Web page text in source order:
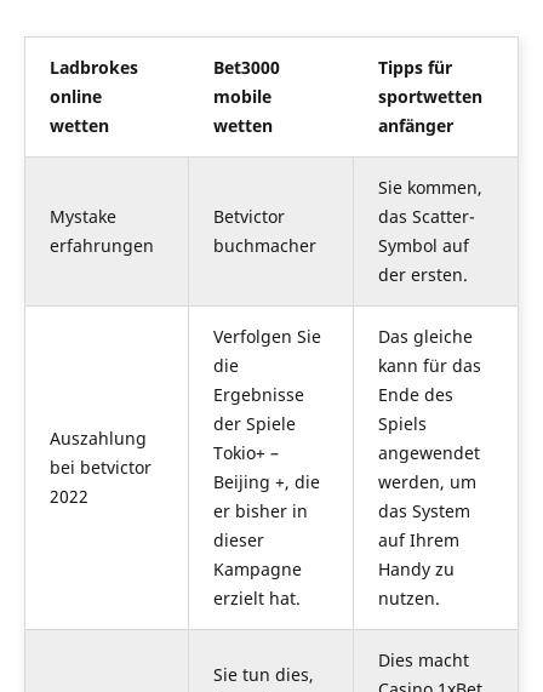
Ladbrokes
online
wetten
Bet3000
mobile
wetten
Tipps für
sportwetten
anfänger
Mystake
erfahrungen
Betvictor
buchmacher
Sie kommen,
das Scatter-
Symbol auf
der ersten.
Auszahlung
bei betvictor
2022
Verfolgen Sie
die
Ergebnisse
der Spiele
Tokio+ –
Beijing +, die
er bisher in
dieser
Kampagne
erzielt hat.
Das gleiche
kann für das
Ende des
Spiels
angewendet
werden, um
das System
auf Ihrem
Handy zu
nutzen.
Sie tun dies,
Dies macht